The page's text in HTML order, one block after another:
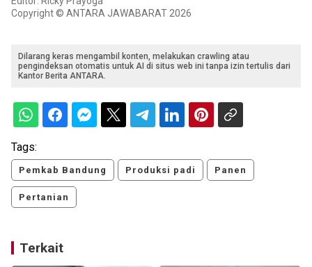
Copyright © ANTARA JAWABARAT 2026
Dilarang keras mengambil konten, melakukan crawling atau
pengindeksan otomatis untuk AI di situs web ini tanpa izin tertulis dari
Kantor Berita ANTARA.
Tags:
Pemkab Bandung Produksi padi Panen
Pertanian
Terkait